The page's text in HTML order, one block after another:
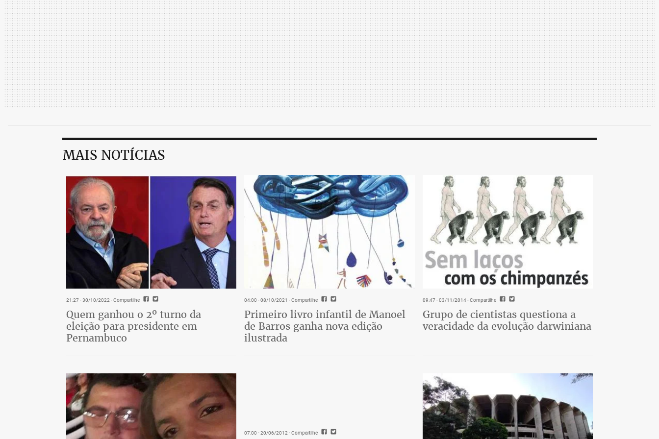
MAIS NOTÍCIAS
21:27 - 30/10/2022- Compartilhe
Quem ganhou o 2º turno da
eleição para presidente em
Pernambuco
04:00 - 08/10/2021 - Compartilhe
Primeiro livro infantil de Manoel
de Barros ganha nova edição
ilustrada
09:47 - 03/11/2014- Compartilhe
Grupo de cientistas questiona a
veracidade da evolução darwiniana
07:00 - 20/06/2012- Compartilhe